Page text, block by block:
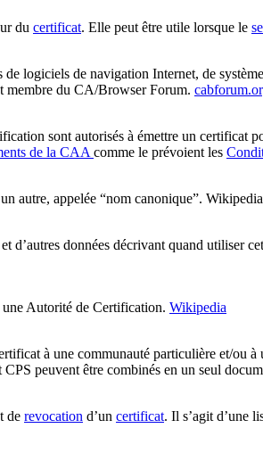
du certificat. Elle peut être utile lorsque le
logiciels de navigation Internet, de
membre du CA/Browser Forum.
sont autorisés à émettre un certificat
de la CAA comme le prévoient les
autre, appelée “nom canonique”. Wikipedia
d’autres données décrivant quand utiliser
une Autorité de Certification. Wikipedia
à une communauté particulière et/ou
CPS peuvent être combinés en un seul
de revocation d’un certificat. Il s’agit d’une